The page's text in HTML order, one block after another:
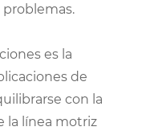
problemas.
es la
de
con la
la línea motriz